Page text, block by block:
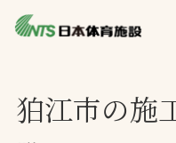
ニュース
狛江市の施